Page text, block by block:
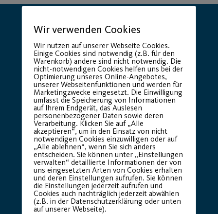
Hauptsponsor Generalausrüster
Premium Partner:
Wir verwenden Cookies
Wir nutzen auf unserer Webseite Cookies.
Einige Cookies sind notwendig (z.B. für den
Warenkorb) andere sind nicht notwendig. Die
nicht-notwendigen Cookies helfen uns bei der
Optimierung unseres Online-Angebotes,
unserer Webseitenfunktionen und werden für
Marketingzwecke eingesetzt. Die Einwilligung
umfasst die Speicherung von Informationen
auf Ihrem Endgerät, das Auslesen
personenbezogener Daten sowie deren
Verarbeitung. Klicken Sie auf „Alle
akzeptieren“, um in den Einsatz von nicht
notwendigen Cookies einzuwilligen oder auf
„Alle ablehnen“, wenn Sie sich anders
entscheiden. Sie können unter „Einstellungen
verwalten“ detaillierte Informationen der von
uns eingesetzten Arten von Cookies erhalten
und deren Einstellungen aufrufen. Sie können
die Einstellungen jederzeit aufrufen und
Cookies auch nachträglich jederzeit abwählen
(z.B. in der Datenschutzerklärung oder unten
auf unserer Webseite).